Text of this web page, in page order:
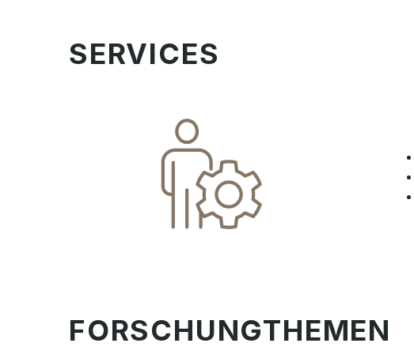
SERVICES
FORSCHUNGTHEMEN